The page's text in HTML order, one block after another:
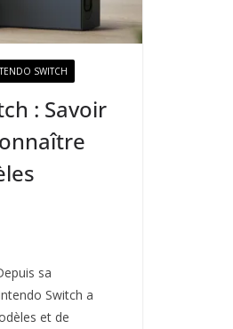
SWITCH
: Savoir
sa
Switch a
et de